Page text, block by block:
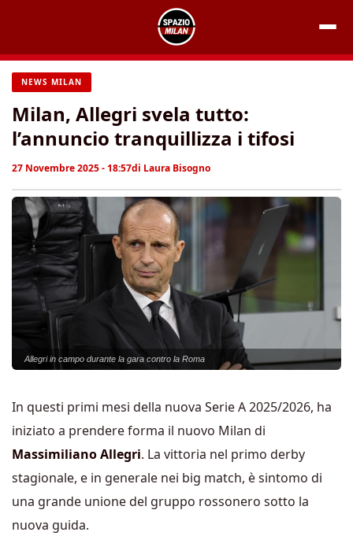
contenuto
NEWS MILAN
Milan, Allegri svela tutto:
l’annuncio tranquillizza i tifosi
27 Novembre 2025 - 18:57di Laura Bisogno
Allegri in campo durante la gara contro la Roma
In questi primi mesi della nuova Serie A 2025/2026, ha
iniziato a prendere forma il nuovo Milan di
Massimiliano Allegri. La vittoria nel primo derby
stagionale, e in generale nei big match, è sintomo di
una grande unione del gruppo rossonero sotto la
nuova guida.